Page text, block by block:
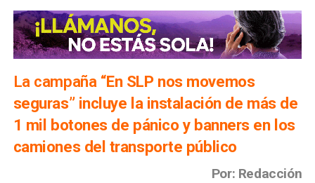
La campaña “En SLP nos movemos
seguras” incluye la instalación de más de
1 mil botones de pánico y banners en los
camiones del transporte público
Por: Redacción